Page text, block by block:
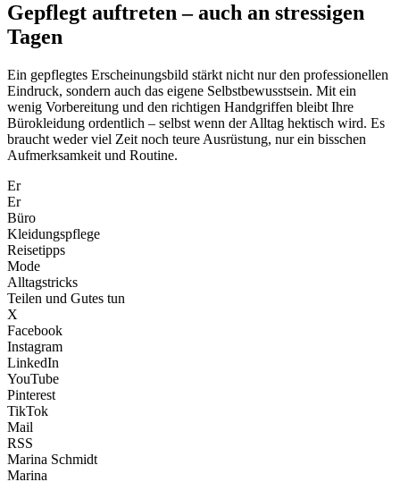
Gepflegt auftreten – auch an stressigen
Tagen
Ein gepflegtes Erscheinungsbild stärkt nicht nur den professionellen
Eindruck, sondern auch das eigene Selbstbewusstsein. Mit ein
wenig Vorbereitung und den richtigen Handgriffen bleibt Ihre
Bürokleidung ordentlich – selbst wenn der Alltag hektisch wird. Es
braucht weder viel Zeit noch teure Ausrüstung, nur ein bisschen
Aufmerksamkeit und Routine.
Er
Er
Büro
Kleidungspflege
Reisetipps
Mode
Alltagstricks
Teilen und Gutes tun
X
Facebook
Instagram
LinkedIn
YouTube
Pinterest
TikTok
Mail
RSS
Marina Schmidt
Marina